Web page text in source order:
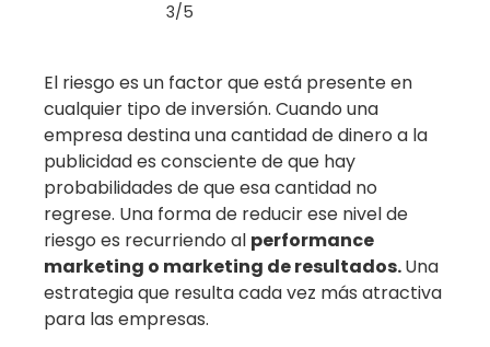
3/5
El riesgo es un factor que está presente en
cualquier tipo de inversión. Cuando una
empresa destina una cantidad de dinero a la
publicidad es consciente de que hay
probabilidades de que esa cantidad no
regrese. Una forma de reducir ese nivel de
riesgo es recurriendo al performance
marketing o marketing de resultados.Una
estrategia que resulta cada vez más atractiva
para las empresas.